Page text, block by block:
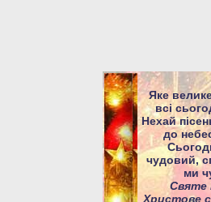
Яке
всі
Нехай
до
чудовий,
ми
Святе
Христове